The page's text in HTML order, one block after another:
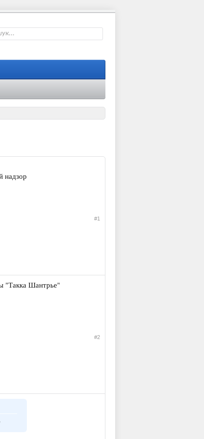
надзор
#1
"Такка Шантрье"
#2